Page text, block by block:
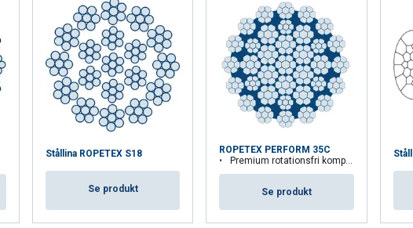
Stållina ROPETEX S18
Se produkt
ROPETEX PERFORM 35C
Premium rotationsfri kompakterad stållina
Se produkt